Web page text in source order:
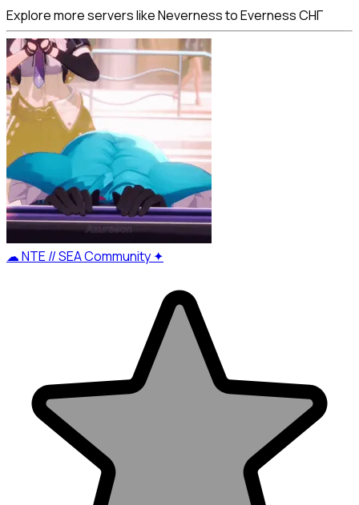
Explore more servers like Neverness to Everness СНГ
☁ NTE // SEA Community ✦